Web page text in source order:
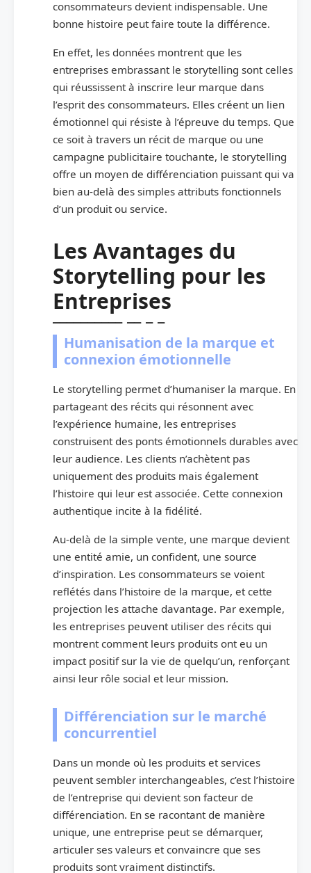
consommateurs devient indispensable. Une
bonne histoire peut faire toute la différence.
En effet, les données montrent que les
entreprises embrassant le storytelling sont celles
qui réussissent à inscrire leur marque dans
l’esprit des consommateurs. Elles créent un lien
émotionnel qui résiste à l’épreuve du temps. Que
ce soit à travers un récit de marque ou une
campagne publicitaire touchante, le storytelling
offre un moyen de différenciation puissant qui va
bien au-delà des simples attributs fonctionnels
d’un produit ou service.
Les Avantages du
Storytelling pour les
Entreprises
Humanisation de la marque et
connexion émotionnelle
Le storytelling permet d’humaniser la marque. En
partageant des récits qui résonnent avec
l’expérience humaine, les entreprises
construisent des ponts émotionnels durables avec
leur audience. Les clients n’achètent pas
uniquement des produits mais également
l’histoire qui leur est associée. Cette connexion
authentique incite à la fidélité.
Au-delà de la simple vente, une marque devient
une entité amie, un confident, une source
d’inspiration. Les consommateurs se voient
reflétés dans l’histoire de la marque, et cette
projection les attache davantage. Par exemple,
les entreprises peuvent utiliser des récits qui
montrent comment leurs produits ont eu un
impact positif sur la vie de quelqu’un, renforçant
ainsi leur rôle social et leur mission.
Différenciation sur le marché
concurrentiel
Dans un monde où les produits et services
peuvent sembler interchangeables, c’est l’histoire
de l’entreprise qui devient son facteur de
différenciation. En se racontant de manière
unique, une entreprise peut se démarquer,
articuler ses valeurs et convaincre que ses
produits sont vraiment distinctifs.